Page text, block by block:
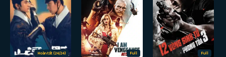
Hoàn tất (24/24) Full Full